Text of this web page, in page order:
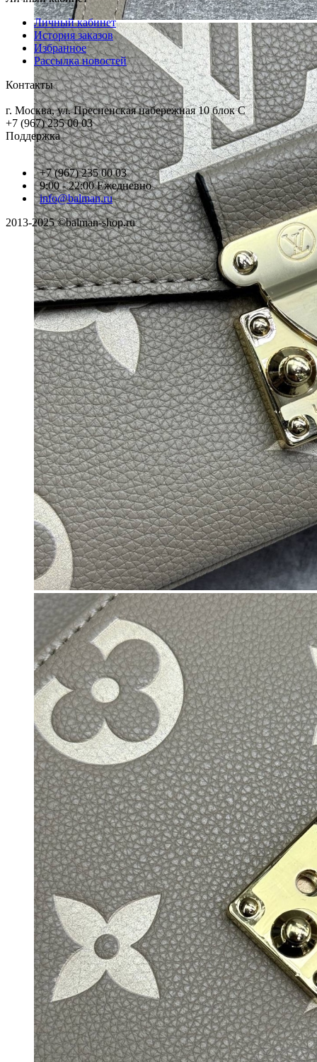
Личный кабинет
История заказов
Избранное
Рассылка новостей
Контакты
г. Москва, ул. Пресненская набережная 10 блок С
+7 (967) 235 00 03
Поддержка
+7 (967) 235 00 03
9:00 - 22:00 Ежедневно
info@balman.ru
2013-2025 ©balman-shop.ru